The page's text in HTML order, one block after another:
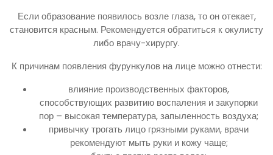
Если образование появилось возле глаза, то он отекает,
становится красным. Рекомендуется обратиться к окулисту
либо врачу-хирургу.
К причинам появления фурункулов на лице можно отнести:
влияние производственных факторов,
способствующих развитию воспаления и закупорки
пор – высокая температура, запыленность воздуха;
привычку трогать лицо грязными руками, врачи
рекомендуют мыть руки и кожу чаще;